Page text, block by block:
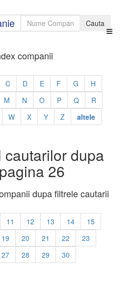
companii
C D E F G
H
M N O P Q
R
W X Y Z altele
cautarilor dupa
26
dupa filtrele cautarii
11 12 13 14
15
19 20 21 22
23
27 28 29
30